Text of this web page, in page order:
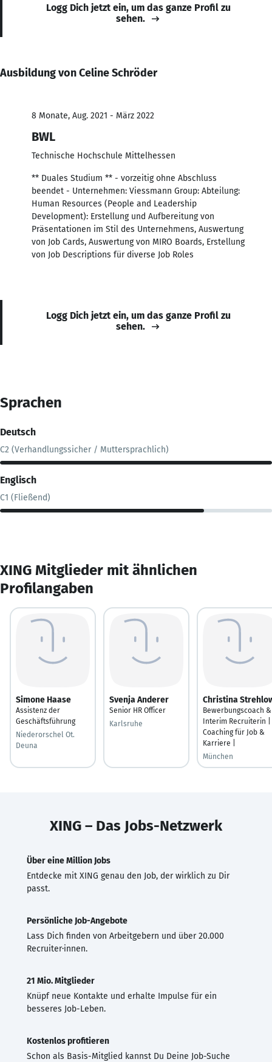
Logg Dich jetzt ein, um das ganze Profil zu
sehen.
Ausbildung von Celine Schröder
8 Monate, Aug. 2021 - März 2022
BWL
Technische Hochschule Mittelhessen
** Duales Studium ** - vorzeitig ohne Abschluss
beendet - Unternehmen: Viessmann Group: Abteilung:
Human Resources (People and Leadership
Development): Erstellung und Aufbereitung von
Präsentationen im Stil des Unternehmens, Auswertung
von Job Cards, Auswertung von MIRO Boards, Erstellung
von Job Descriptions für diverse Job Roles
Logg Dich jetzt ein, um das ganze Profil zu
sehen.
Sprachen
Deutsch
C2 (Verhandlungssicher / Muttersprachlich)
Englisch
C1 (Fließend)
XING Mitglieder mit ähnlichen
Profilangaben
Simone Haase
Assistenz der
Geschäftsführung
Niederorschel Ot.
Deuna
Svenja Anderer
Senior HR Officer
Karlsruhe
Christina
Bewerbungscoach &
Interim Recruiterin |
Coaching für Job &
Karriere |
München
XING – Das Jobs-Netzwerk
Über eine Million Jobs
Entdecke mit XING genau den Job, der wirklich zu Dir
passt.
Persönliche Job-Angebote
Lass Dich finden von Arbeitgebern und über 20.000
Recruiter·innen.
21 Mio. Mitglieder
Knüpf neue Kontakte und erhalte Impulse für ein
besseres Job-Leben.
Kostenlos profitieren
Schon als Basis-Mitglied kannst Du Deine Job-Suche